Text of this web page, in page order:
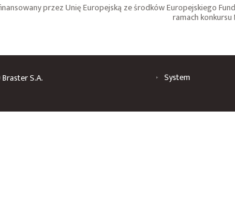
przez Unię Europejską ze środków Europejskiego
ramach
S.A. System